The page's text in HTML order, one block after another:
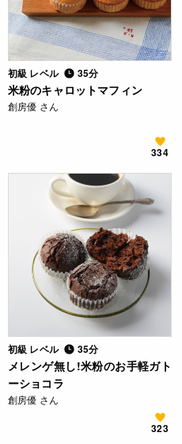
初級 レベル 35分
米粉のキャロットマフィン
創房優 さん
334
初級 レベル 35分
メレンゲ無し!米粉のお手軽ガト
ーショコラ
創房優 さん
323